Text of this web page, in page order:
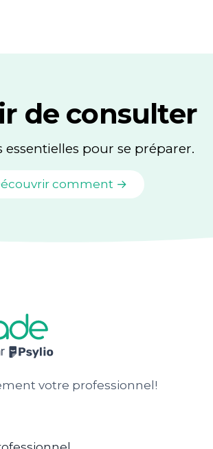
de consulter
essentielles pour se préparer.
comment →
votre professionnel!